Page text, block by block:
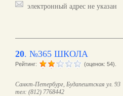
электронный адрес не указан
20. №365 ШКОЛА
Рейтинг: (оценок: 54).
Санкт-Петербург, Будапештская ул. 93
тел: (812) 7768442